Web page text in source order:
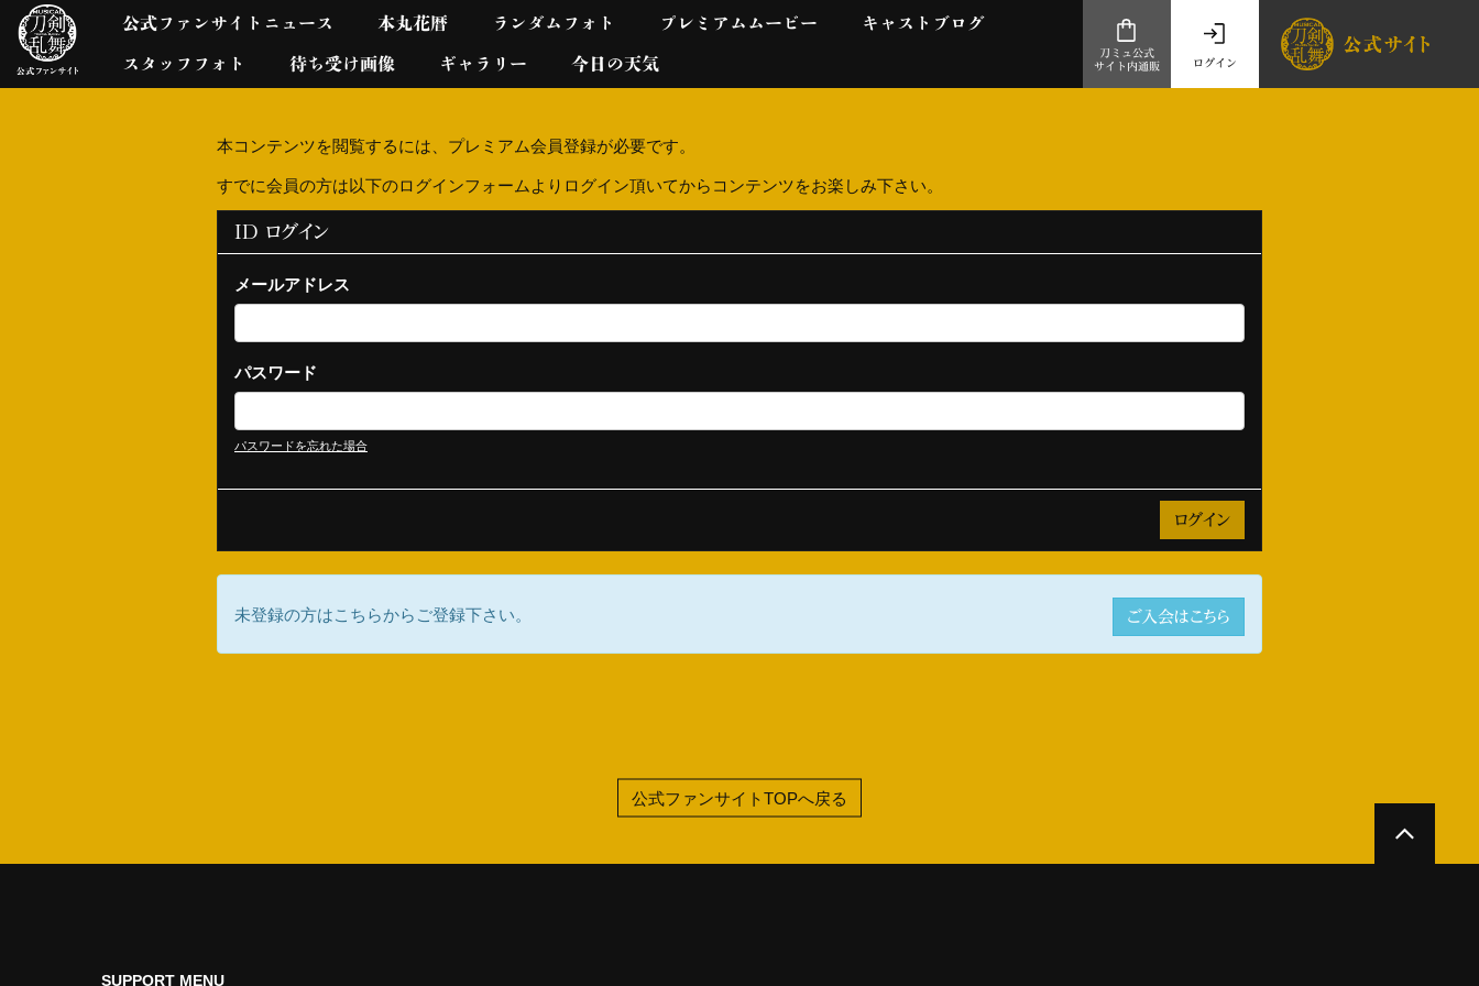
公式ファンサイトニュース 本丸花暦 ランダムフォト プレミアムムービー キャストブログ
スタッフフォト 待ち受け画像 ギャラリー 今日の天気 ログイン
刀ミュ公式
サイト内通販
本コンテンツを閲覧するには、プレミアム会員登録が必要です。
すでに会員の方は以下のログインフォームよりログイン頂いてからコンテンツをお楽しみ下さい。
ID ログイン
メールアドレス
パスワード
パスワードを忘れた場合
未登録の方はこちらからご登録下さい。 ご入会はこちら
公式ファンサイトTOPへ戻る
SUPPORT MENU